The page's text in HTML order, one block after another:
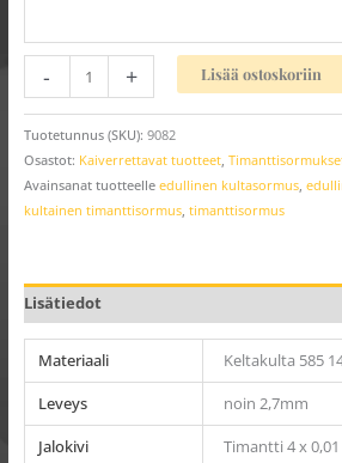
- + Lisää ostoskoriin
Tuotetunnus (SKU): 9082
Osastot: Kaiverrettavat tuotteet,
Avainsanat tuotteelle edullinen kultasormus,
kultainen timanttisormus, timanttisormus
Lisätiedot
Materiaali
Keltakulta 585
Leveys
noin 2,7mm
Jalokivi
Timantti 4 x